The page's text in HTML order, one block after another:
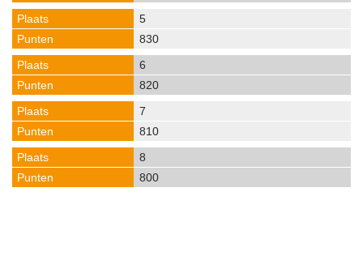
5
830
6
820
7
810
8
800